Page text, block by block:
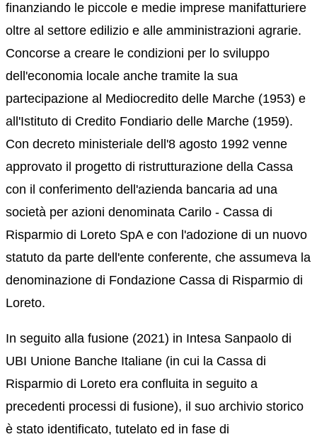
finanziando le piccole e medie imprese manifatturiere
oltre al settore edilizio e alle amministrazioni agrarie.
Concorse a creare le condizioni per lo sviluppo
dell'economia locale anche tramite la sua
partecipazione al Mediocredito delle Marche (1953) e
all'Istituto di Credito Fondiario delle Marche (1959).
Con decreto ministeriale dell'8 agosto 1992 venne
approvato il progetto di ristrutturazione della Cassa
con il conferimento dell'azienda bancaria ad una
società per azioni denominata Carilo - Cassa di
Risparmio di Loreto SpA e con l'adozione di un nuovo
statuto da parte dell'ente conferente, che assumeva la
denominazione di Fondazione Cassa di Risparmio di
Loreto.
In seguito alla fusione (2021) in Intesa Sanpaolo di
UBI Unione Banche Italiane (in cui la Cassa di
Risparmio di Loreto era confluita in seguito a
precedenti processi di fusione), il suo archivio storico
è stato identificato, tutelato ed in fase di